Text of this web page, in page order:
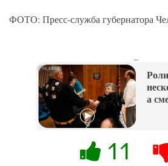
ФОТО: Пресс-служба губернатора
а
11